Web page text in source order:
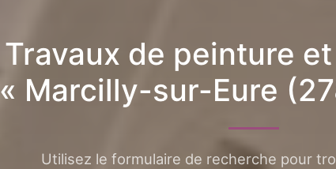
Travaux de peinture
« Marcilly-sur-Eure
Utilisez le formulaire de recherche pour